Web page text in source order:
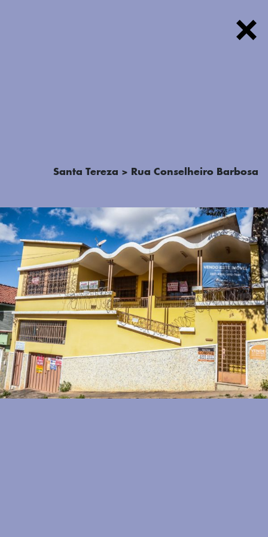
PODCAST
MAPA
SOBRE
INSTAGRAM
CONTATO
FICHA
TÉCNICA
Santa Tereza > Rua Conselheiro Barbosa